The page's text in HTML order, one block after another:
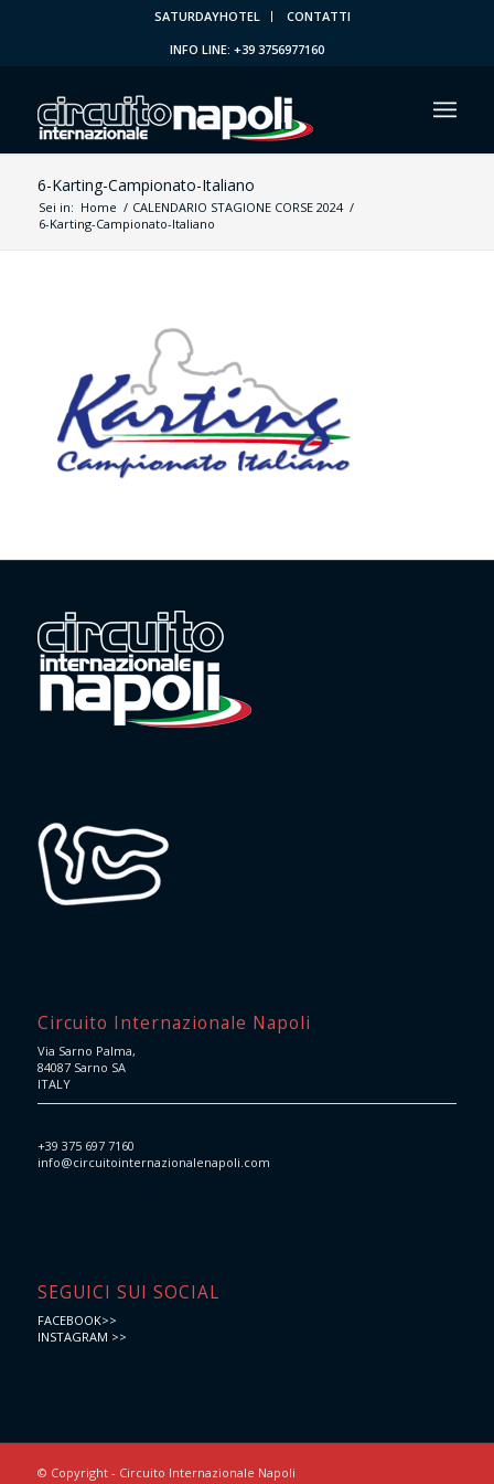
SATURDAYHOTEL
CONTATTI
INFO LINE: +39 3756977160
6-Karting-Campionato-Italiano
Sei in: Home / CALENDARIO STAGIONE CORSE 2024 /
6-Karting-Campionato-Italiano
Circuito Internazionale Napoli
Via Sarno Palma,
84087 Sarno SA
ITALY
+39 375 697 7160
info@circuitointernazionalenapoli.com
SEGUICI SUI SOCIAL
FACEBOOK>>
INSTAGRAM >>
© Copyright - Circuito Internazionale Napoli